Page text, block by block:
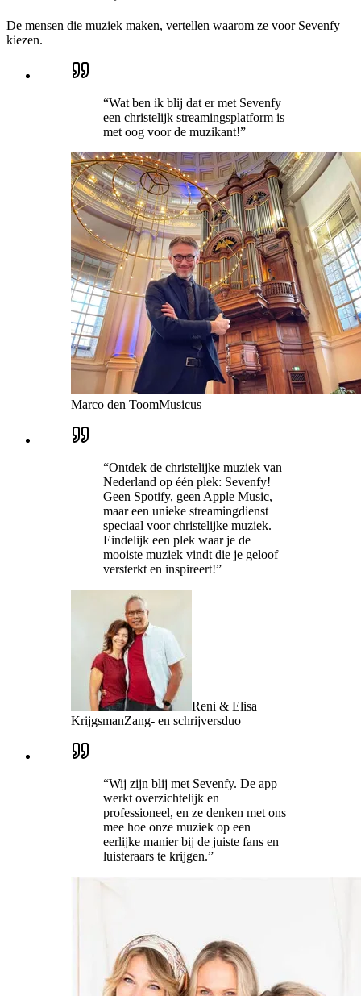
De mensen die muziek maken, vertellen waarom ze voor Sevenfy
kiezen.
“Wat ben ik blij dat er met Sevenfy
een christelijk streamingsplatform is
met oog voor de muzikant!”
Marco den ToomMusicus
“Ontdek de christelijke muziek van
Nederland op één plek: Sevenfy!
Geen Spotify, geen Apple Music,
maar een unieke streamingdienst
speciaal voor christelijke muziek.
Eindelijk een plek waar je de
mooiste muziek vindt die je geloof
versterkt en inspireert!”
Reni & Elisa
KrijgsmanZang- en schrijversduo
“Wij zijn blij met Sevenfy. De app
werkt overzichtelijk en
professioneel, en ze denken met ons
mee hoe onze muziek op een
eerlijke manier bij de juiste fans en
luisteraars te krijgen.”